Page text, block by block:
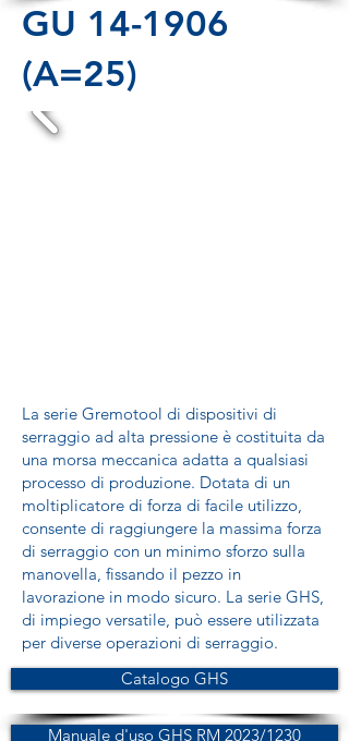
GU 14-1906
(A=25)
La serie Gremotool di dispositivi di
serraggio ad alta pressione è costituita da
una morsa meccanica adatta a qualsiasi
processo di produzione. Dotata di un
moltiplicatore di forza di facile utilizzo,
consente di raggiungere la massima forza
di serraggio con un minimo sforzo sulla
manovella, fissando il pezzo in
lavorazione in modo sicuro. La serie GHS,
di impiego versatile, può essere utilizzata
per diverse operazioni di serraggio.
Catalogo GHS
Manuale d'uso GHS RM 2023/1230